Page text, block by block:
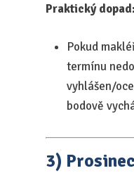
Praktický dopad:
Pokud
termínu
vyhlášen/
bodově
3)